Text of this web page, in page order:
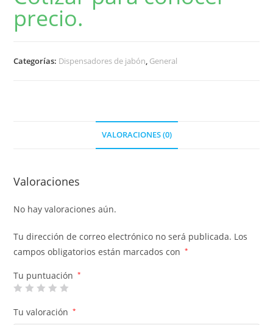
precio.
Categorías: Dispensadores de jabón, General
VALORACIONES (0)
Valoraciones
No hay valoraciones aún.
Tu dirección de correo electrónico no será publicada. Los
campos obligatorios están marcados con
*
Tu puntuación *
Tu valoración *